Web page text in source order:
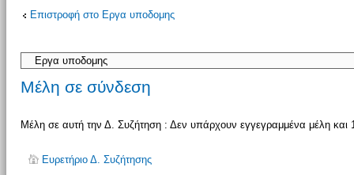
απάντησης
Επιστροφή στο Εργα υποδομης
Μέλη σε σύνδεση
Μέλη σε αυτή την Δ. Συζήτηση : Δεν υπάρχουν εγγεγραμμένα μέλη και
Ευρετήριο Δ. Συζήτησης